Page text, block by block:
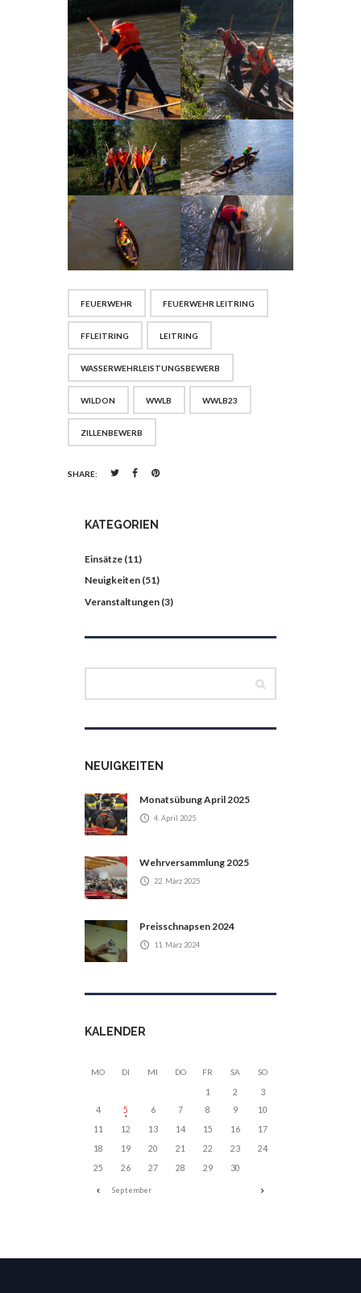
FEUERWEHR FEUERWEHR LEITRING
FFLEITRING LEITRING
WASSERWEHRLEISTUNGSBEWERB
WILDON WWLB WWLB23
ZILLENBEWERB
SHARE:
KATEGORIEN
Einsätze (11)
Neuigkeiten (51)
Veranstaltungen (3)
NEUIGKEITEN
Monatsübung April 2025
4. April 2025
Wehrversammlung 2025
22. März 2025
Preisschnapsen 2024
11. März 2024
KALENDER
September
MO DI MI DO FR SA SO
1 2
3
4
5 6 7 8 9
10
11
12 13 14 15 16
17
18
19 20 21 22 23
24
25
26 27 28 29 30